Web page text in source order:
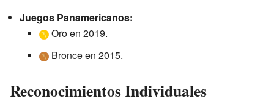
Juegos Panamericanos:
Oro en 2019.
Bronce en 2015.
Reconocimientos Individuales